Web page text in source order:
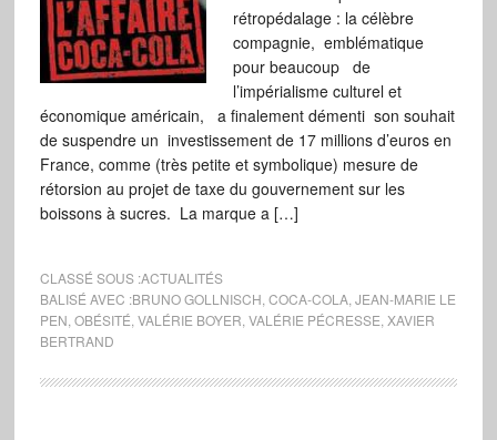
rétropédalage : la célèbre
compagnie, emblématique
pour beaucoup de
l’impérialisme culturel et
économique américain, a finalement démenti son souhait
de suspendre un investissement de 17 millions d’euros en
France, comme (très petite et symbolique) mesure de
rétorsion au projet de taxe du gouvernement sur les
boissons à sucres. La marque a […]
CLASSÉ SOUS :ACTUALITÉS
BALISÉ AVEC :BRUNO GOLLNISCH COCA-COLA, JEAN-MARIE LE
PEN OBÉSITÉ VALÉRIE BOYER VALÉRIE PÉCRESSE XAVIER
BERTRAND